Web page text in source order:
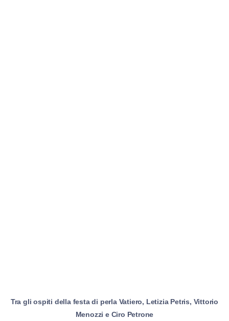
Tra gli ospiti della festa di perla Vatiero, Letizia Petris, Vittorio
Menozzi e Ciro Petrone